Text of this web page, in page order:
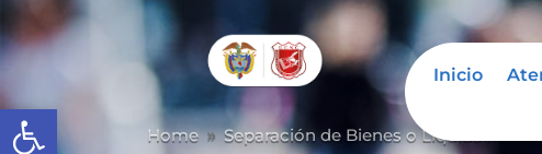
Abrir barra de herramientas
Inicio
Home 9 Separación de Bienes o Liquidación